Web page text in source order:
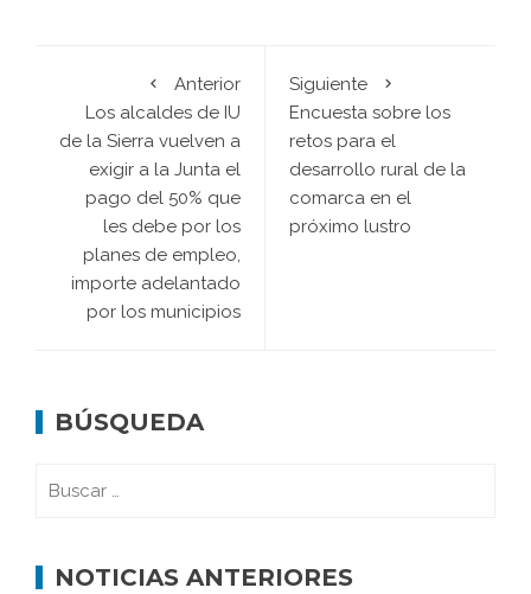
Anterior
Los alcaldes de IU
de la Sierra vuelven a
exigir a la Junta el
pago del 50% que
les debe por los
planes de empleo,
importe adelantado
por los municipios
Siguiente
Encuesta sobre los
retos para el
desarrollo rural de la
comarca en el
próximo lustro
BÚSQUEDA
NOTICIAS ANTERIORES